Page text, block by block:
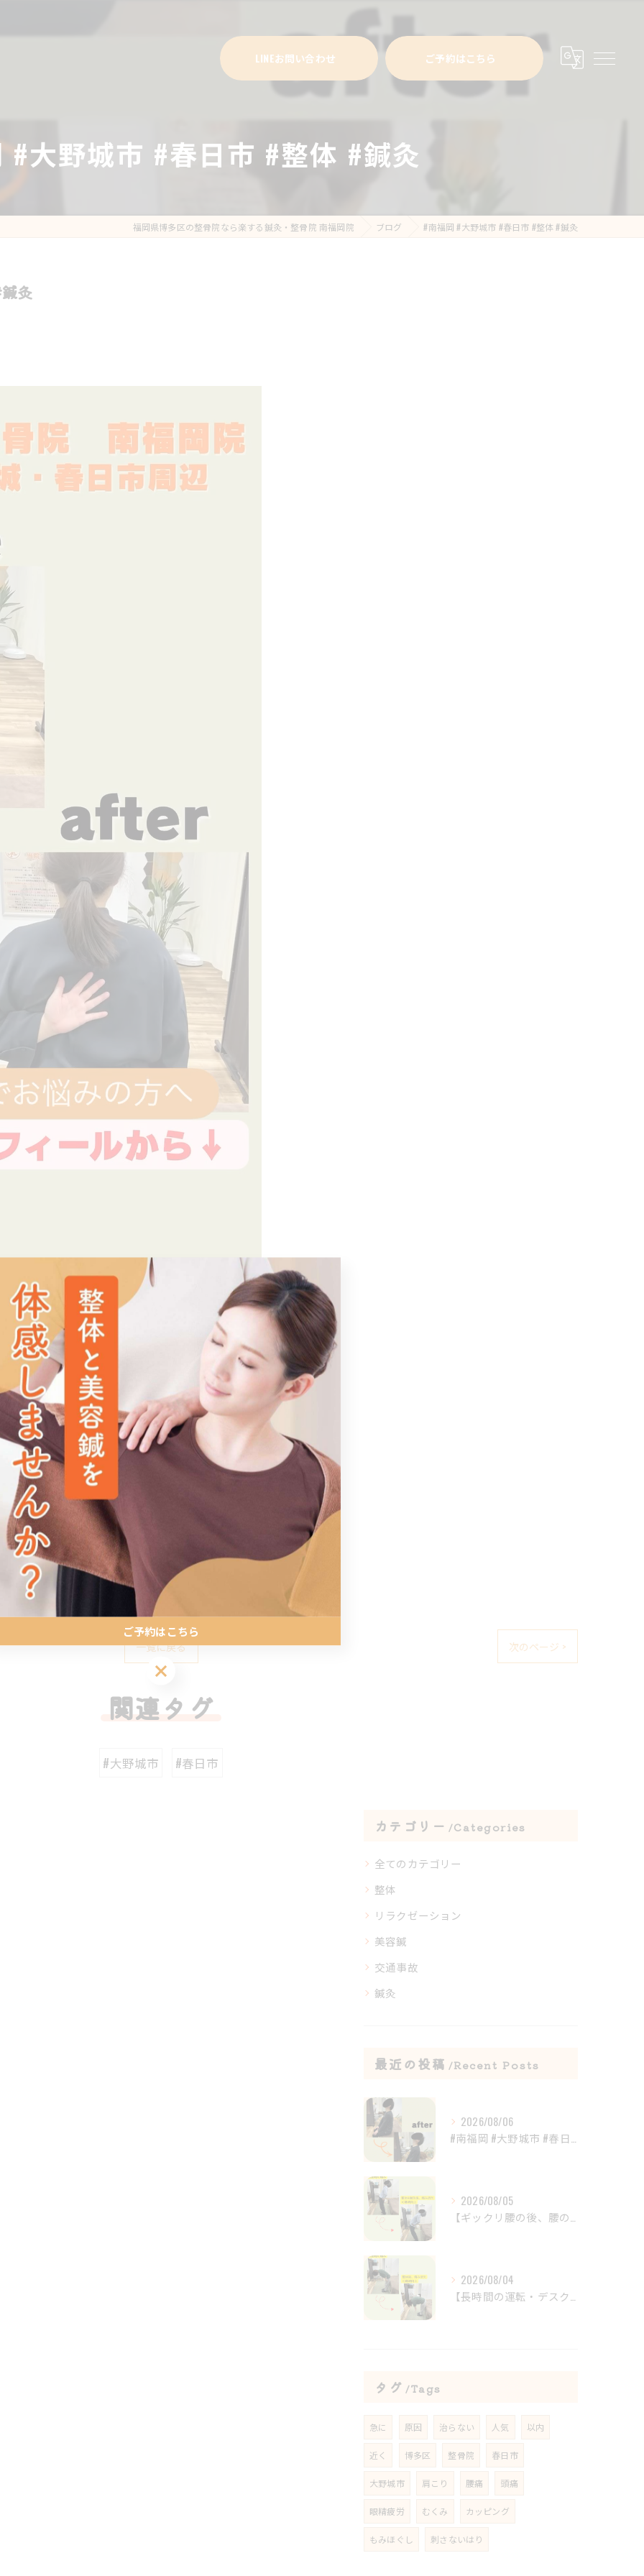
LINEお問い合わせ ご予約はこちら
#大野城市 #春日市 #整体 #鍼灸
福岡県博多区の整骨院なら楽する鍼灸・整骨院 南福岡院 ブログ #南福岡 #大野城市 #春日市 #整体 #鍼灸
灸
を整える鍼灸
一覧に戻る 次のページ >
関連タグ
#大野城市 #春日市
カテゴリー Categories
全てのカテゴリー
整体
リラクゼーション
美容鍼
交通事故
鍼灸
最近の投稿 Recent Posts
2026/08/06
2026/08/05
2026/08/04
タグ Tags
急に 原因 治らない 人気 以内
近く 博多区 整骨院 春日市
大野城市 肩こり 腰痛 頭痛
眼精疲労 むくみ カッピング
もみほぐし 刺さないはり
ご予約はこちら
ご予約はこちら